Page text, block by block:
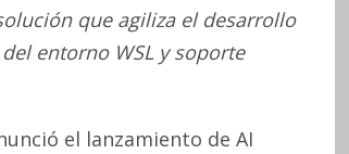
que agiliza el desarrollo
entorno WSL y soporte
el lanzamiento de AI